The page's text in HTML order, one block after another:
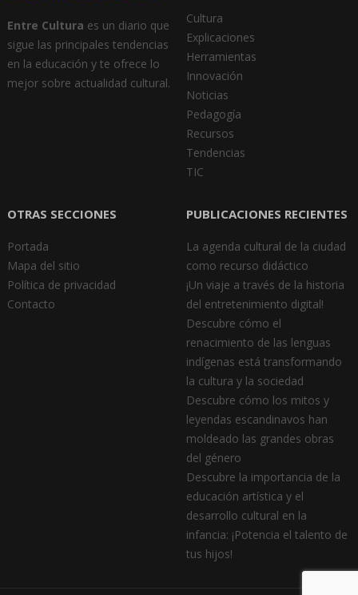
Entre Cultura es un diario que
sigue las principales tendencias
en la educación y te ofrece lo
mejor sobre actualidad cultural.
Cultura
Explicaciones
Herramientas
Innovación
Noticias
Pedagogía
Recursos
Tendencias
TIC
OTRAS SECCIONES
Portada
Mapa del sitio
Política de privacidad
Contacto
PUBLICACIONES RECIENTES
La agenda cultural de la ciudad
como recurso didáctico
¡Un viaje a través de la historia
del entretenimiento digital!
Descubre cómo el
renacimiento de las lenguas
indígenas está transformando
la cultura y la sociedad
Descubre cómo los mitos y
leyendas escandinavos han
moldeado las grandes obras
del género
Descubre la importancia de la
educación artística y el
desarrollo cultural en la
infancia: ¡Potencia el talento de
tus hijos!